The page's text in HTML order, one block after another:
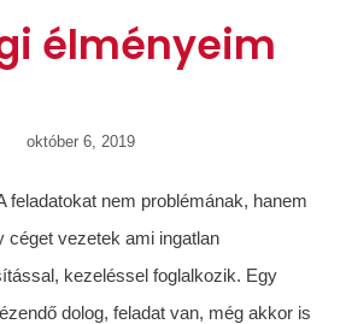
élményeim
október 6, 2019
feladatokat nem problémának, hanem
céget vezetek ami ingatlan
kezeléssel foglalkozik. Egy
dolog, feladat van, még akkor is